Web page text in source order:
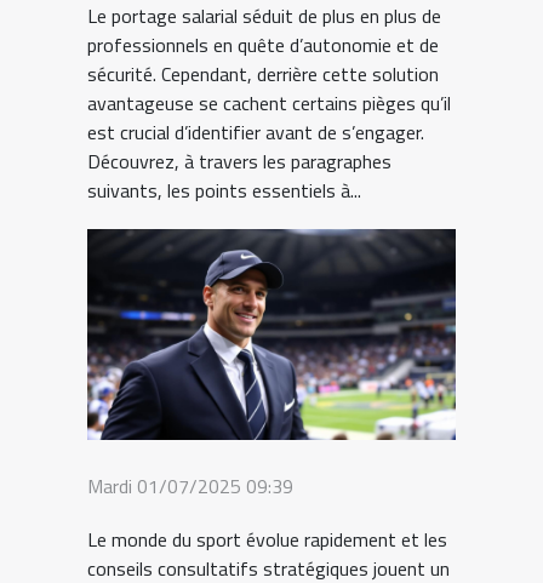
Le portage salarial séduit de plus en plus de
professionnels en quête d’autonomie et de
sécurité. Cependant, derrière cette solution
avantageuse se cachent certains pièges qu’il
est crucial d’identifier avant de s’engager.
Découvrez, à travers les paragraphes
suivants, les points essentiels à...
Mardi 01/07/2025 09:39
Le monde du sport évolue rapidement et les
conseils consultatifs stratégiques jouent un